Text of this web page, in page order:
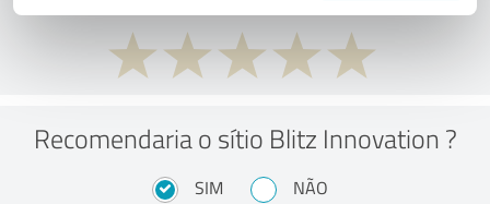
Recomendaria o sítio Blitz Innovation ?
SIM NÃO